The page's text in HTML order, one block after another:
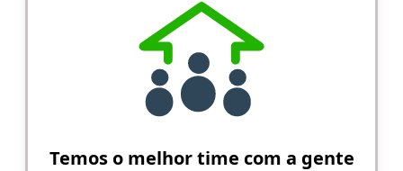
Temos o melhor time com a gente